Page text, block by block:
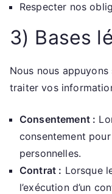
Respecter nos
3) Bases
Nous nous
traiter vos
Consentement :
consentement
personnelles.
Contrat : Lorsque
l’exécution d’un